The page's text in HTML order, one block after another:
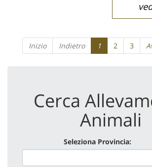
Inizio Indietro 1 2 3
Cerca
Animali
Seleziona Provincia: